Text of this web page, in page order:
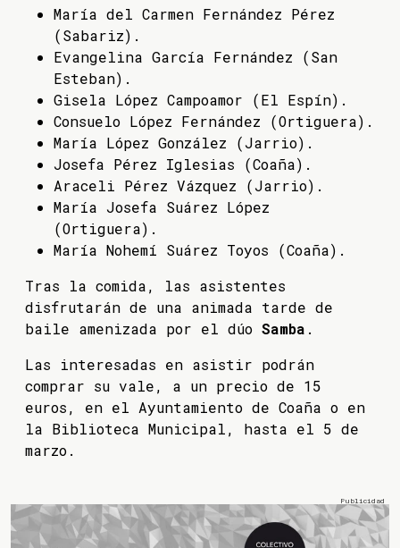
María del Carmen Fernández Pérez
(Sabariz).
Evangelina García Fernández (San
Esteban).
Gisela López Campoamor (El Espín).
Consuelo López Fernández (Ortiguera).
María López González (Jarrio).
Josefa Pérez Iglesias (Coaña).
Araceli Pérez Vázquez (Jarrio).
María Josefa Suárez López
(Ortiguera).
María Nohemí Suárez Toyos (Coaña).
Tras la comida, las asistentes
disfrutarán de una animada tarde de
baile amenizada por el dúo Samba .
Las interesadas en asistir podrán
comprar su vale, a un precio de 15
euros, en el Ayuntamiento de Coaña o en
la Biblioteca Municipal, hasta el 5 de
marzo.